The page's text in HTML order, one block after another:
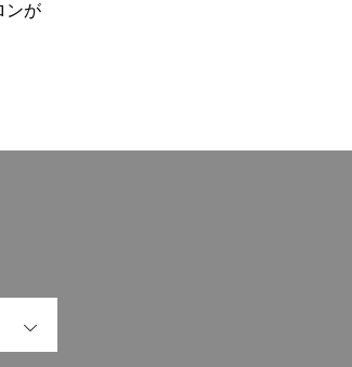
ンが